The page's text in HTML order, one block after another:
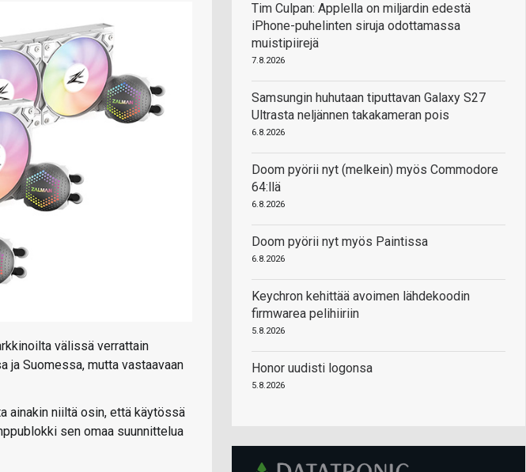
välissä verrattain
ja Suomessa, mutta vastaavaan
ainakin niiltä osin, että käytössä
sen omaa suunnittelua
Tim Culpan: Applella on miljardin edestä
iPhone-puhelinten siruja odottamassa
muistipiirejä
7.8.2026
Samsungin huhutaan tiputtavan Galaxy S27
Ultrasta neljännen takakameran pois
6.8.2026
Doom pyörii nyt (melkein) myös Commodore
64:llä
6.8.2026
Doom pyörii nyt myös Paintissa
6.8.2026
Keychron kehittää avoimen lähdekoodin
firmwarea pelihiiriin
5.8.2026
Honor uudisti logonsa
5.8.2026